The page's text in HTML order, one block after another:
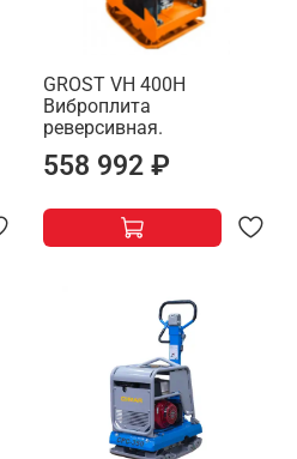
GROST VH 400H
Виброплита
реверсивная.
558 992 ₽